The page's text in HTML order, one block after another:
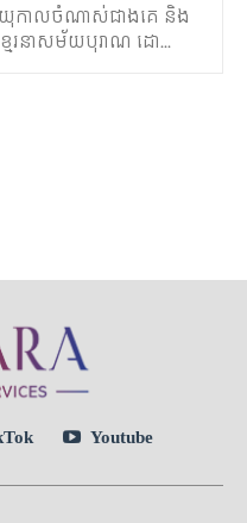
កាលចំណាស់ជាងគេ និង
ែរនាសម័យបុរាណ ដោ...
Youtube